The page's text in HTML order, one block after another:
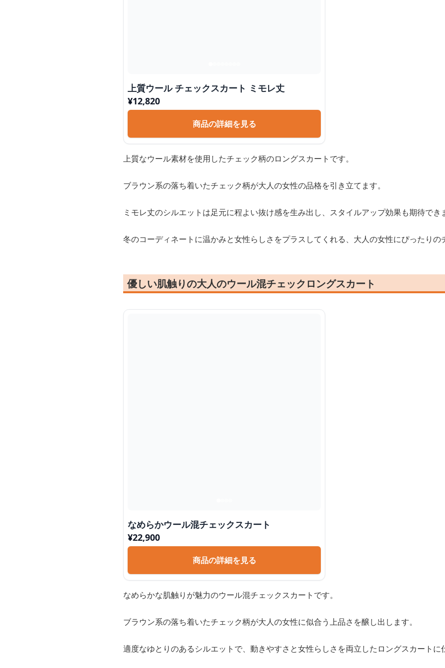
上質ウール チェックスカート ミモレ丈
¥12,820
商品の詳細を見る
上質なウール素材を使用したチェック柄のロングスカートです。
ブラウン系の落ち着いたチェック柄が大人の女性の品格を引き立てます。
ミモレ丈のシルエットは足元に程よい抜け感を生み出し、スタイルアップ効果も期待でき
冬のコーディネートに温かみと女性らしさをプラスしてくれる、大人の女性にぴったりの
優しい肌触りの大人のウール混チェックロングスカート
なめらかウール混チェックスカート
¥22,900
商品の詳細を見る
なめらかな肌触りが魅力のウール混チェックスカートです。
ブラウン系の落ち着いたチェック柄が大人の女性に似合う上品さを醸し出します。
適度なゆとりのあるシルエットで、動きやすさと女性らしさを両立したロングスカートに